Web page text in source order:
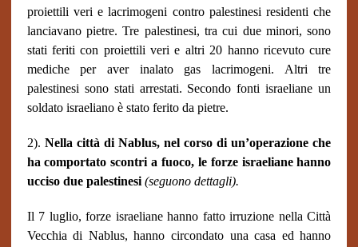
proiettili veri e lacrimogeni contro palestinesi residenti che
lanciavano pietre. Tre palestinesi, tra cui due minori, sono
stati feriti con proiettili veri e altri 20 hanno ricevuto cure
mediche per aver inalato gas lacrimogeni. Altri tre
palestinesi sono stati arrestati. Secondo fonti israeliane un
soldato israeliano è stato ferito da pietre.
2). Nella città di Nablus, nel corso di un’operazione che
ha comportato scontri a fuoco, le forze israeliane hanno
ucciso due palestinesi (seguono dettagli).
Il 7 luglio, forze israeliane hanno fatto irruzione nella Città
Vecchia di Nablus, hanno circondato una casa ed hanno